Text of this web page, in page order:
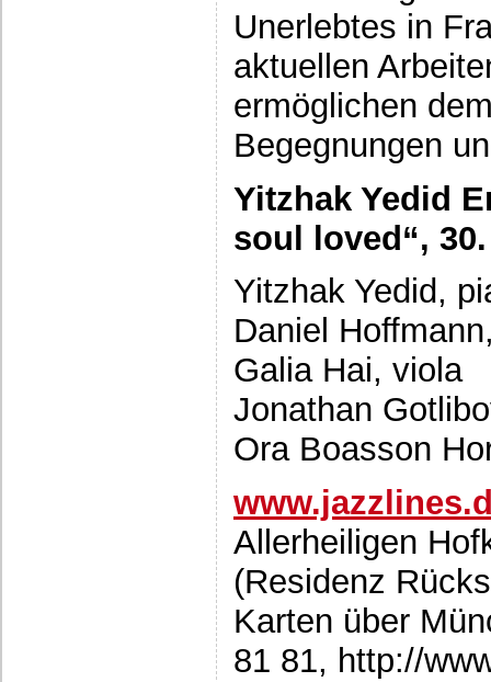
Unerlebtes in
aktuellen
ermöglichen
Begegnungen
Yitzhak Yedid
soul loved“,
Yitzhak Yedid,
Daniel
Galia Hai, viola
Jonathan
Ora Boasson
Allerheiligen
(Residenz
Karten über
81 81, http://